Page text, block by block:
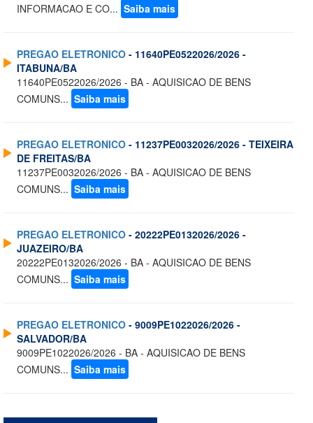
INFORMACAO E CO... Saiba mais
PREGAO ELETRONICO - 11640PE0522026/2026 -
ITABUNA/BA
11640PE0522026/2026 - BA - AQUISICAO DE BENS
COMUNS... Saiba mais
PREGAO ELETRONICO - 11237PE0032026/2026 - TEIXEIRA
DE FREITAS/BA
11237PE0032026/2026 - BA - AQUISICAO DE BENS
COMUNS... Saiba mais
PREGAO ELETRONICO - 20222PE0132026/2026 -
JUAZEIRO/BA
20222PE0132026/2026 - BA - AQUISICAO DE BENS
COMUNS... Saiba mais
PREGAO ELETRONICO - 9009PE1022026/2026 -
SALVADOR/BA
9009PE1022026/2026 - BA - AQUISICAO DE BENS
COMUNS... Saiba mais